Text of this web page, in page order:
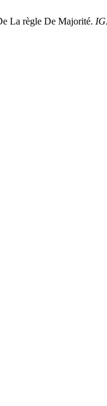
La règle De Majorité.